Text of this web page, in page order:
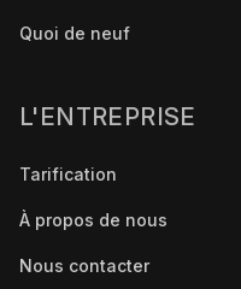
Quoi de neuf
L'ENTREPRISE
Tarification
À propos de nous
Nous contacter